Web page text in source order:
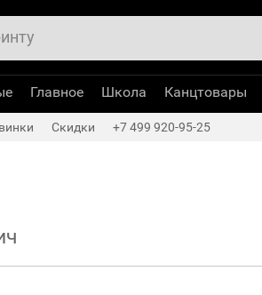
Главное Школа Канцтовары
Скидки +7 499 920-95-25